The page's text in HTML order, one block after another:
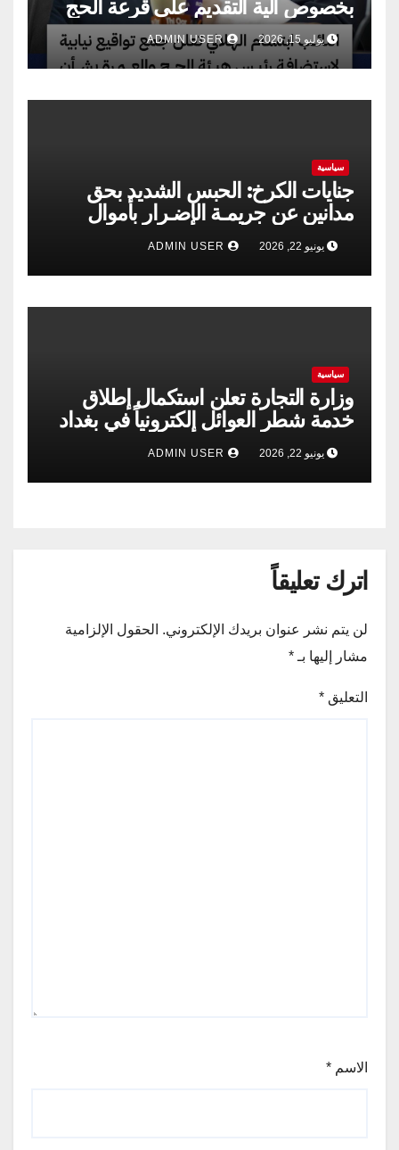
بخصوص آلية التقديم على قرعة الحج
يوليو 15, 2026 ADMIN USER
سياسية
جنايات الكرخ: الحبس الشديد بحق
مدانين عن جريمـة الإضـرار بأموال
الشركة العامة لتجارة الحبوب
يونيو 22, 2026
سياسية
وزارة التجارة تعلن استكمال إطلاق
خدمة شطر العوائل إلكترونياً في بغداد
وجميع المحافظات
يونيو 22, 2026
اترك تعليقاً
لن يتم نشر عنوان بريدك الإلكتروني. الحقول الإلزامية
مشار إليها بـ *
التعليق *
الاسم *